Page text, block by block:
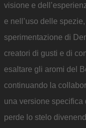
visione e
e nell’uso delle
sperimentazione di
creatori di gusti e di
esaltare gli aromi del
continuando la
una versione specifica
perde lo stelo